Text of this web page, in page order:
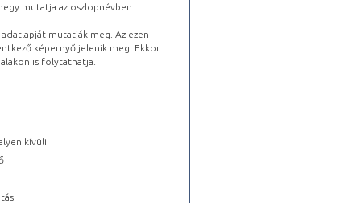
mutatja az oszlopnévben.
mutatják meg. Az ezen
képernyő jelenik meg. Ekkor
is folytathatja.
kívüli